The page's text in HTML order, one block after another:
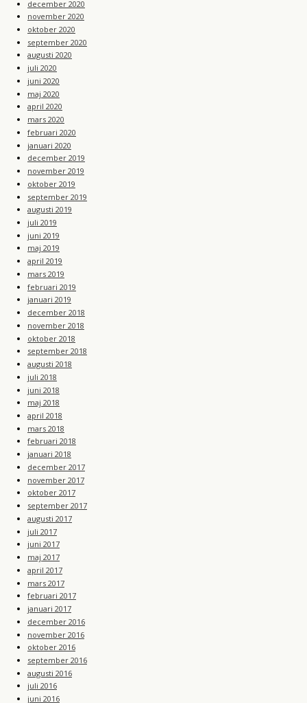
december 2020
november 2020
oktober 2020
september 2020
augusti 2020
juli 2020
juni 2020
maj 2020
april 2020
mars 2020
februari 2020
januari 2020
december 2019
november 2019
oktober 2019
september 2019
augusti 2019
juli 2019
juni 2019
maj 2019
april 2019
mars 2019
februari 2019
januari 2019
december 2018
november 2018
oktober 2018
september 2018
augusti 2018
juli 2018
juni 2018
maj 2018
april 2018
mars 2018
februari 2018
januari 2018
december 2017
november 2017
oktober 2017
september 2017
augusti 2017
juli 2017
juni 2017
maj 2017
april 2017
mars 2017
februari 2017
januari 2017
december 2016
november 2016
oktober 2016
september 2016
augusti 2016
juli 2016
juni 2016